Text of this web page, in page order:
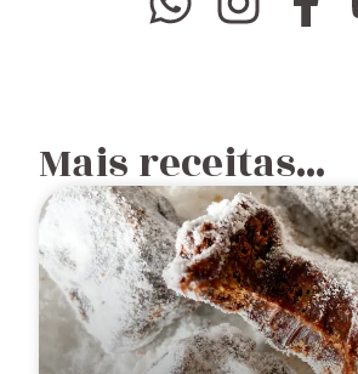
Mais receitas...